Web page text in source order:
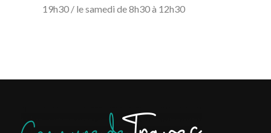
19h30 / le samedi de 8h30 à 12h30